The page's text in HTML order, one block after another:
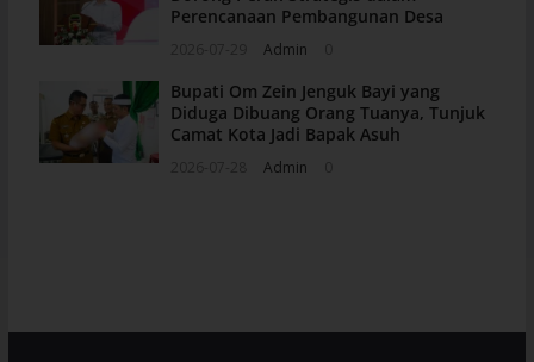
Perencanaan Pembangunan Desa
Admin
Bupati Om Zein Jenguk Bayi yang
Diduga Dibuang Orang Tuanya, Tunjuk
Camat Kota Jadi Bapak Asuh
Admin